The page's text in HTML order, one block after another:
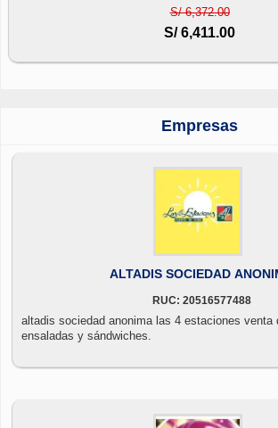
S/ 6,372.00
S/ 6,411.00
Empresas
ALTADIS SOCIEDAD
RUC: 20516577488
altadis sociedad anonima las 4 estaciones venta de jugos,
ensaladas y sándwiches.